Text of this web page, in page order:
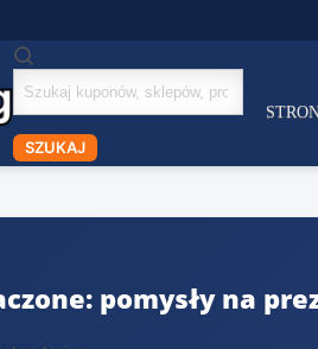
Szukaj
kuponów
SZUKAJ
pomysły na